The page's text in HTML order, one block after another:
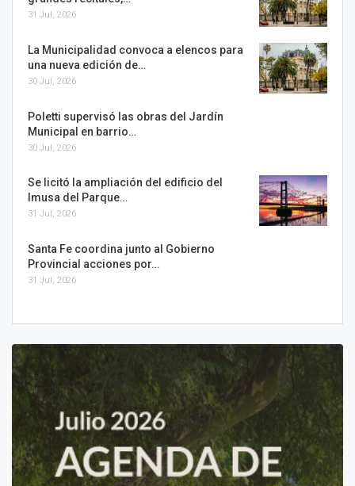
31 Jul, 2026
La Municipalidad convoca a elencos para
una nueva edición de…
30 Jul, 2026
Poletti supervisó las obras del Jardín
Municipal en barrio…
30 Jul, 2026
Se licitó la ampliación del edificio del
Imusa del Parque…
31 Jul, 2026
Santa Fe coordina junto al Gobierno
Provincial acciones por…
31 Jul, 2026